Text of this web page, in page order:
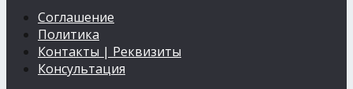
Соглашение
Политика
Контакты | Реквизиты
Консультация